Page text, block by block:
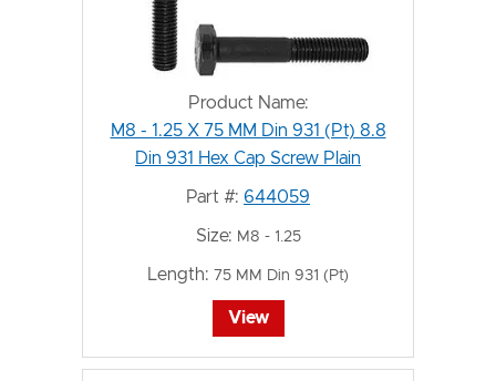
Product Name:
M8 - 1.25 X 75 MM Din 931 (Pt) 8.8
Din 931 Hex Cap Screw Plain
Part #: 644059
Size: M8 - 1.25
Length: 75 MM Din 931 (Pt)
View